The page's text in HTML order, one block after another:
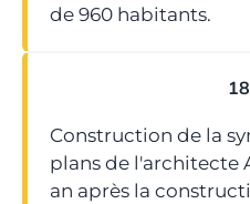
de 960 habitants.
Construction de la
plans de l'architecte
an après la